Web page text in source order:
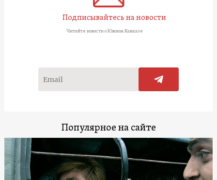
Подписывайтесь на новости
Читайте новости о Южном Кавказе
Популярное на сайте